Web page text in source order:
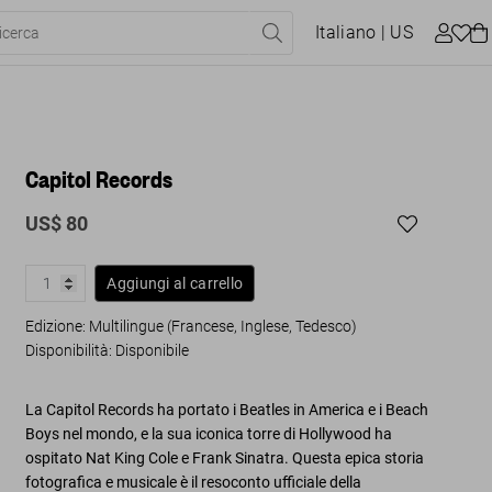
Italiano | US
Capitol Records
US$ 80
Aggiungi al carrello
Edizione: Multilingue (Francese, Inglese, Tedesco)
Disponibilità: Disponibile
La Capitol Records ha portato i Beatles in America e i Beach
Boys nel mondo, e la sua iconica torre di Hollywood ha
ospitato Nat King Cole e Frank Sinatra. Questa epica storia
fotografica e musicale è il resoconto ufficiale della